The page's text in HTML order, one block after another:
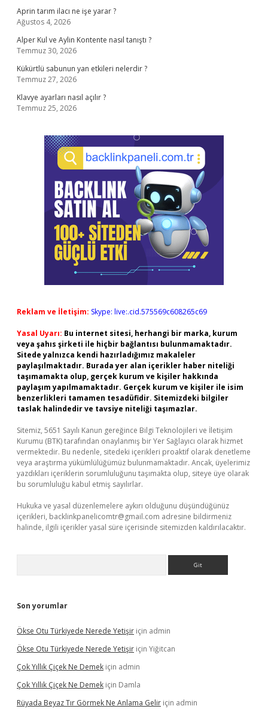
Aprin tarım ilacı ne işe yarar ?
Ağustos 4, 2026
Alper Kul ve Aylin Kontente nasıl tanıştı ?
Temmuz 30, 2026
Kükürtlü sabunun yan etkileri nelerdir ?
Temmuz 27, 2026
Klavye ayarları nasıl açılır ?
Temmuz 25, 2026
Reklam ve İletişim: Skype: live:.cid.575569c608265c69
Yasal Uyarı: Bu internet sitesi, herhangi bir marka, kurum
veya şahıs şirketi ile hiçbir bağlantısı bulunmamaktadır.
Sitede yalnızca kendi hazırladığımız makaleler
paylaşılmaktadır. Burada yer alan içerikler haber niteliği
taşımamakta olup, gerçek kurum ve kişiler hakkında
paylaşım yapılmamaktadır. Gerçek kurum ve kişiler ile isim
benzerlikleri tamamen tesadüfidir. Sitemizdeki bilgiler
taslak halindedir ve tavsiye niteliği taşımazlar.
Sitemiz, 5651 Sayılı Kanun gereğince Bilgi Teknolojileri ve İletişim
Kurumu (BTK) tarafından onaylanmış bir Yer Sağlayıcı olarak hizmet
vermektedir. Bu nedenle, sitedeki içerikleri proaktif olarak denetleme
veya araştırma yükümlülüğümüz bulunmamaktadır. Ancak, üyelerimiz
yazdıkları içeriklerin sorumluluğunu taşımakta olup, siteye üye olarak
bu sorumluluğu kabul etmiş sayılırlar.
Hukuka ve yasal düzenlemelere aykırı olduğunu düşündüğünüz
içerikleri, backlinkpanelicomtr@gmail.com adresine bildirmeniz
halinde, ilgili içerikler yasal süre içerisinde sitemizden kaldırılacaktır.
Son yorumlar
Ökse Otu Türkiyede Nerede Yetişir için admin
Ökse Otu Türkiyede Nerede Yetişir için Yiğitcan
Çok Yıllık Çiçek Ne Demek için admin
Çok Yıllık Çiçek Ne Demek için Damla
Rüyada Beyaz Tır Görmek Ne Anlama Gelir için admin